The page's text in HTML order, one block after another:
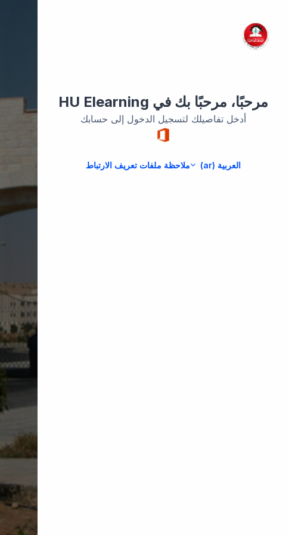
مرحبًا، مرحبًا بك في HU Elearning
أدخل تفاصيلك لتسجيل الدخول إلى حسابك
العربية ‎(ar)‎ ملاحظة ملفات تعريف الارتباط